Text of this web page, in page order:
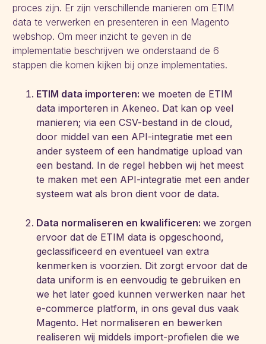
proces zijn. Er zijn verschillende manieren om ETIM
data te verwerken en presenteren in een Magento
webshop. Om meer inzicht te geven in de
implementatie beschrijven we onderstaand de 6
stappen die komen kijken bij onze implementaties.
ETIM data importeren:we moeten de ETIM
data importeren in Akeneo. Dat kan op veel
manieren; via een CSV-bestand in de cloud,
door middel van een API-integratie met een
ander systeem of een handmatige upload van
een bestand. In de regel hebben wij het meest
te maken met een API-integratie met een ander
systeem wat als bron dient voor de data.
Data normaliseren en kwalificeren:we zorgen
ervoor dat de ETIM data is opgeschoond,
geclassificeerd en eventueel van extra
kenmerken is voorzien. Dit zorgt ervoor dat de
data uniform is en eenvoudig te gebruiken en
we het later goed kunnen verwerken naar het
e-commerce platform, in ons geval dus vaak
Magento. Het normaliseren en bewerken
realiseren wij middels import-profielen die we